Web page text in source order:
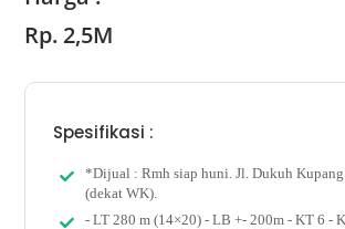
Rp. 2,5M
Spesifikasi :
*Dijual : Rmh siap huni. Jl. Dukuh Kupang
(dekat WK).
- LT 280 m (14×20) - LB +- 200m - KT 6 -